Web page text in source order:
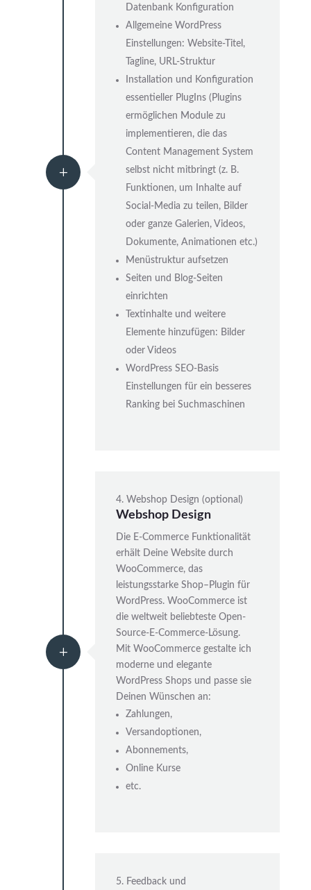
L
Datenbank Konfiguration
Allgemeine WordPress
Einstellungen: Website-Titel,
Tagline, URL-Struktur
Installation und Konfiguration
essentieller PlugIns (Plugins
ermöglichen Module zu
implementieren, die das
Content Management System
selbst nicht mitbringt (z. B.
Funktionen, um Inhalte auf
Social-Media zu teilen, Bilder
oder ganze Galerien, Videos,
Dokumente, Animationen etc.)
Menüstruktur aufsetzen
Seiten und Blog-Seiten
einrichten
Textinhalte und weitere
Elemente hinzufügen: Bilder
oder Videos
WordPress SEO-Basis
Einstellungen für ein besseres
Ranking bei Suchmaschinen
L
4. Webshop Design (optional)
Webshop Design
Die E-Commerce Funktionalität
erhält Deine Website durch
WooCommerce, das
leistungsstarke Shop–Plugin für
WordPress. WooCommerce ist
die weltweit beliebteste Open-
Source-E-Commerce-Lösung.
Mit WooCommerce gestalte ich
moderne und elegante
WordPress Shops und passe sie
Deinen Wünschen an:
Zahlungen,
Versandoptionen,
Abonnements,
Online Kurse
etc.
5. Feedback und